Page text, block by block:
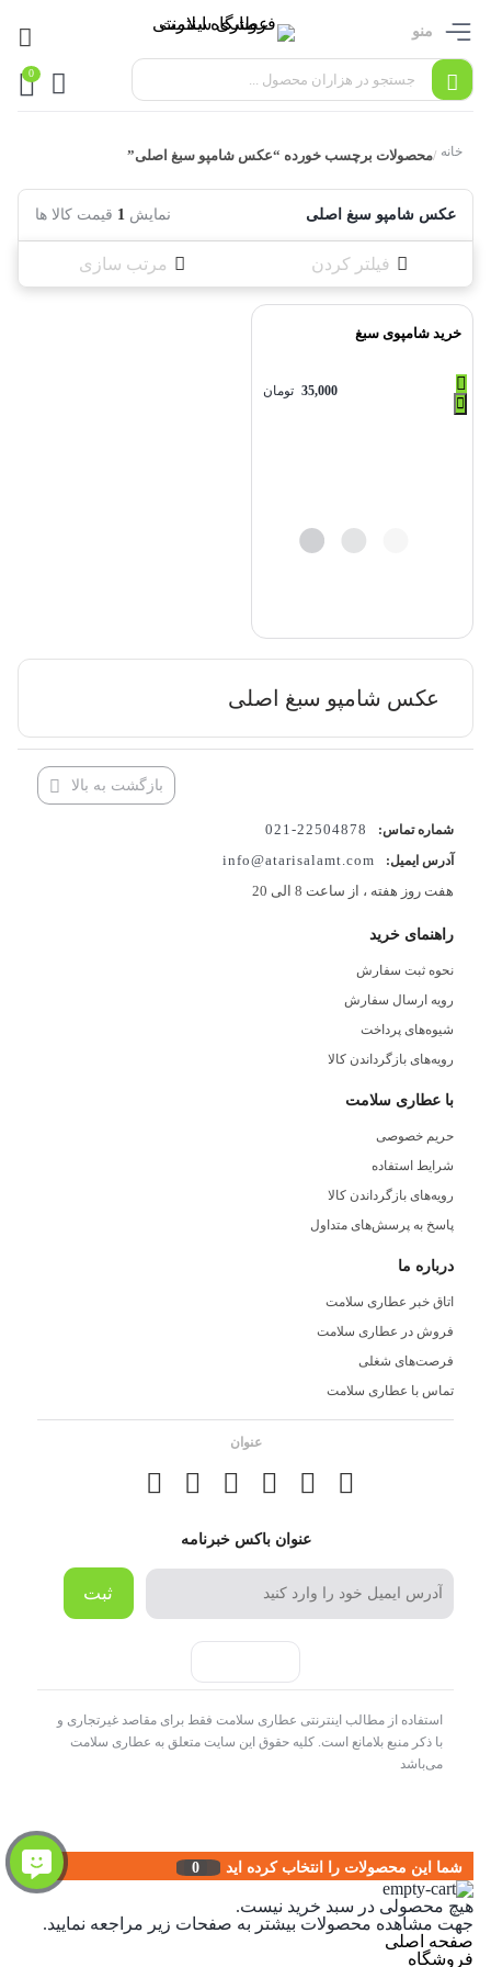
منو
0
خانه /محصولات برچسب خورده “عکس شامپو سبغ اصلی”
عکس شامپو سبغ اصلی نمایش 1 قیمت کالا ها
فیلتر کردن مرتب سازی
خرید شامپوی سبغ
35,000 تومان
عکس شامپو سبغ اصلی
بازگشت به بالا
شماره تماس: 22504878-021
آدرس ایمیل:
info@atarisalamt.com
هفت روز هفته ، از ساعت 8 الی 20
راهنمای خرید
نحوه ثبت سفارش
رویه ارسال سفارش
شیوه‌های پرداخت
رویه‌های بازگرداندن کالا
با عطاری سلامت
حریم خصوصی
شرایط استفاده
رویه‌های بازگرداندن کالا
پاسخ به پرسش‌های متداول
درباره ما
اتاق خبر عطاری سلامت
فروش در عطاری سلامت
فرصت‌های شغلی
تماس با عطاری سلامت
عنوان
عنوان باکس خبرنامه
ثبت
استفاده از مطالب اینترنتی عطاری سلامت فقط برای مقاصد غیرتجاری و
با ذکر منبع بلامانع است. کلیه حقوق این سایت متعلق به عطاری سلامت
می‌باشد
شما این محصولات را انتخاب کرده اید 0
هیچ محصولی در سبد خرید نیست.
جهت مشاهده محصولات بیشتر به صفحات زیر مراجعه نمایید.
صفحه اصلی
فروشگاه